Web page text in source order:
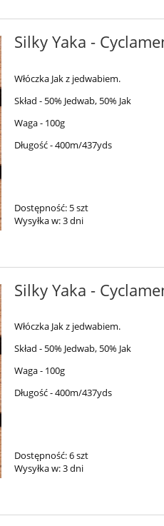
69,00 zł
do koszyka
Silky Yaka -
Włóczka Jak z jedwabiem.
Skład - 50% Jedwab, 50% Jak
Waga - 100g
Długość - 400m/437yds
Dostępność: 5 szt
Wysyłka w:3 dni
Silky Yaka -
Włóczka Jak z jedwabiem.
Skład - 50% Jedwab, 50% Jak
Waga - 100g
Długość - 400m/437yds
Dostępność:6 szt
Wysyłka w:3 dni